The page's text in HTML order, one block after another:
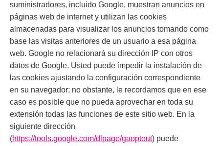
suministradores, incluido Google, muestran anuncios en
páginas web de internet y utilizan las cookies
almacenadas para visualizar los anuncios tomando como
base las visitas anteriores de un usuario a esa página
web. Google no relacionará su dirección IP con otros
datos de Google. Usted puede impedir la instalación de
las cookies ajustando la configuración correspondiente
en su navegador; no obstante, le recordamos que en ese
caso es posible que no pueda aprovechar en toda su
extensión todas las funciones de este sitio web. En la
siguiente dirección
(https://tools.google.com/dlpage/gaoptout) puede